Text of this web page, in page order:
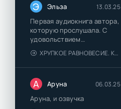
Э Эльза 13.03.25
Первая аудиокнига автора,
которую прослушала. С
удовольствием
познакомлюсь и с другими.
ХРУПКОЕ РАВНОВЕСИЕ. КНИГА 1 - АНА ШЕРРИ
А Аруна 06.03.25
Аруна, и озвучка